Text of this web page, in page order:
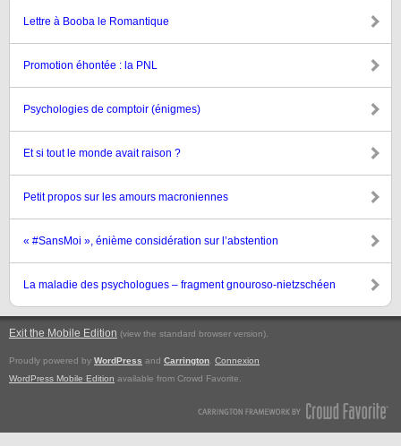
Lettre à Booba le Romantique
Promotion éhontée : la PNL
Psychologies de comptoir (énigmes)
Et si tout le monde avait raison ?
Petit propos sur les amours macroniennes
« #SansMoi », énième considération sur l’abstention
La maladie des psychologues – fragment gnouroso-nietzschéen
Exit the Mobile Edition (view the standard browser version).
Proudly powered by WordPress and Carrington Connexion
WordPress Mobile Edition available from Crowd Favorite.